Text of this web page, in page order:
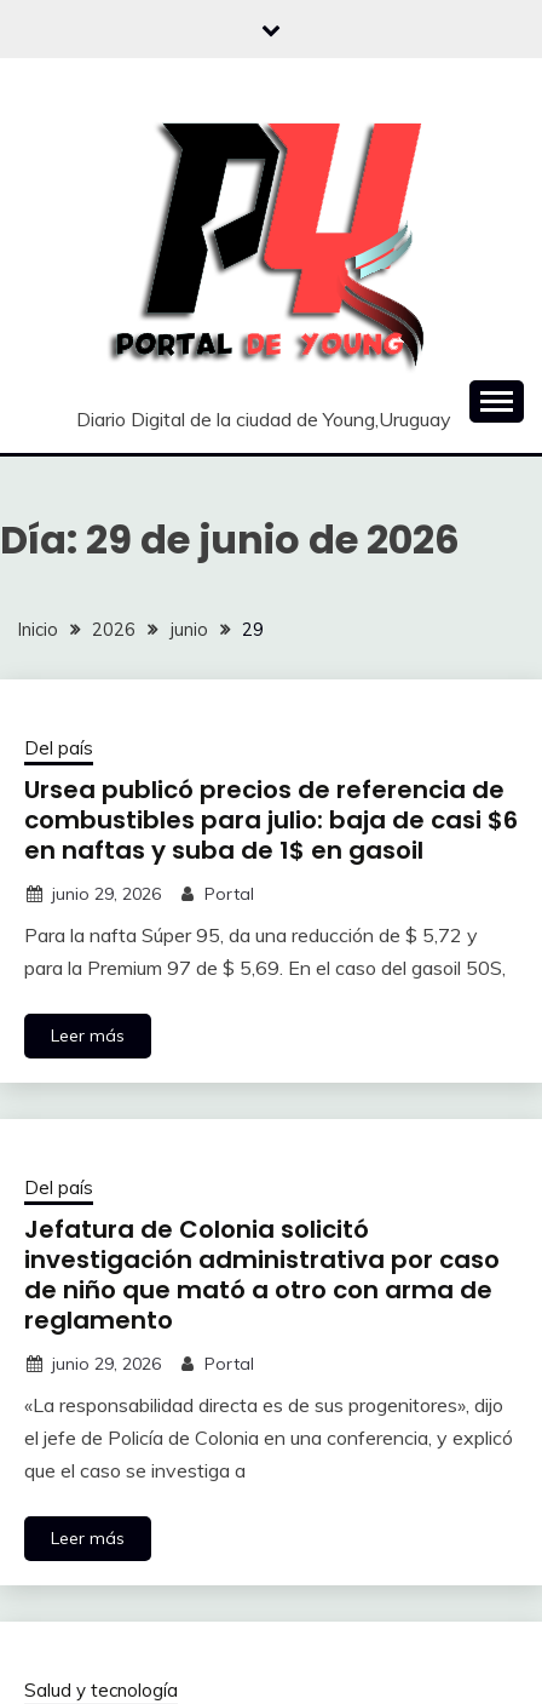
Diario Digital de la ciudad de Young,Uruguay
Día: 29 de junio de 2026
Inicio 2026 junio 29
Del país
Ursea publicó precios de referencia de
combustibles para julio: baja de casi $6
en naftas y suba de 1$ en gasoil
junio 29, 2026 Portal
Para la nafta Súper 95, da una reducción de $ 5,72 y
para la Premium 97 de $ 5,69. En el caso del gasoil 50S,
Leer más
Del país
Jefatura de Colonia solicitó
investigación administrativa por caso
de niño que mató a otro con arma de
reglamento
junio 29, 2026 Portal
«La responsabilidad directa es de sus progenitores», dijo
el jefe de Policía de Colonia en una conferencia, y explicó
que el caso se investiga a
Leer más
Salud y tecnología